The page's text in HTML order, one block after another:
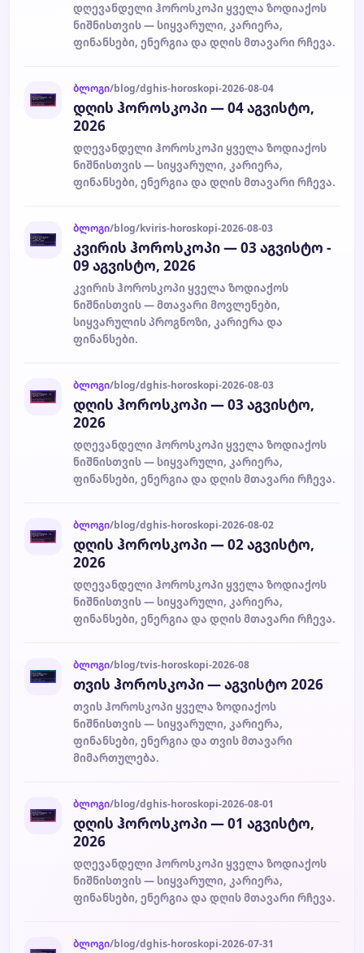
დღევანდელი ჰოროსკოპი ყველა ზოდიაქოს
ნიშნისთვის — სიყვარული, კარიერა,
ფინანსები, ენერგია და დღის მთავარი რჩევა.
ბლოგი/blog/dghis-horoskopi-2026-08-04
დღის ჰოროსკოპი — 04 აგვისტო,
2026
დღევანდელი ჰოროსკოპი ყველა ზოდიაქოს
ნიშნისთვის — სიყვარული, კარიერა,
ფინანსები, ენერგია და დღის მთავარი რჩევა.
ბლოგი/blog/kviris-horoskopi-2026-08-03
კვირის ჰოროსკოპი — 03 აგვისტო -
09 აგვისტო, 2026
კვირის ჰოროსკოპი ყველა ზოდიაქოს
ნიშნისთვის — მთავარი მოვლენები,
სიყვარულის პროგნოზი, კარიერა და
ფინანსები.
ბლოგი/blog/dghis-horoskopi-2026-08-03
დღის ჰოროსკოპი — 03 აგვისტო,
2026
დღევანდელი ჰოროსკოპი ყველა ზოდიაქოს
ნიშნისთვის — სიყვარული, კარიერა,
ფინანსები, ენერგია და დღის მთავარი რჩევა.
ბლოგი/blog/dghis-horoskopi-2026-08-02
დღის ჰოროსკოპი — 02 აგვისტო,
2026
დღევანდელი ჰოროსკოპი ყველა ზოდიაქოს
ნიშნისთვის — სიყვარული, კარიერა,
ფინანსები, ენერგია და დღის მთავარი რჩევა.
ბლოგი/blog/tvis-horoskopi-2026-08
თვის ჰოროსკოპი — აგვისტო 2026
თვის ჰოროსკოპი ყველა ზოდიაქოს
ნიშნისთვის — სიყვარული, კარიერა,
ფინანსები, ენერგია და თვის მთავარი
მიმართულება.
ბლოგი/blog/dghis-horoskopi-2026-08-01
დღის ჰოროსკოპი — 01 აგვისტო,
2026
დღევანდელი ჰოროსკოპი ყველა ზოდიაქოს
ნიშნისთვის — სიყვარული, კარიერა,
ფინანსები, ენერგია და დღის მთავარი რჩევა.
ბლოგი/blog/dghis-horoskopi-2026-07-31